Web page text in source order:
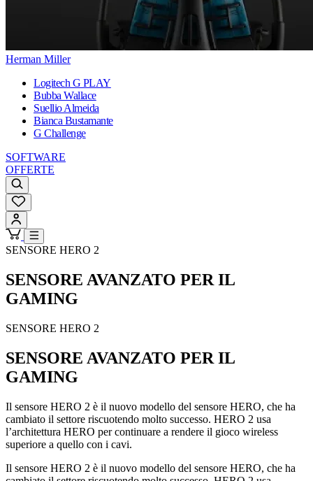
Herman Miller
Logitech G PLAY
Bubba Wallace
Suellio Almeida
Bianca Bustamante
G Challenge
SOFTWARE
OFFERTE
SENSORE HERO 2
SENSORE AVANZATO PER IL
GAMING
SENSORE HERO 2
SENSORE AVANZATO PER IL
GAMING
Il sensore HERO 2 è il nuovo modello del sensore HERO, che ha
cambiato il settore riscuotendo molto successo. HERO 2 usa
l’architettura HERO per continuare a rendere il gioco wireless
superiore a quello con i cavi.
Il sensore HERO 2 è il nuovo modello del sensore HERO, che ha